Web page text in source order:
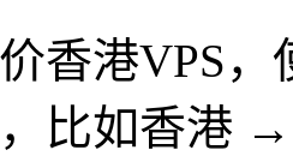
港VPS，
，比如香港